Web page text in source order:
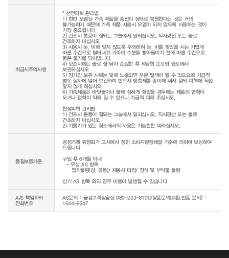
취급시주의사항
* 천연피혁 관리법
1) 한번 오염된 가죽 제품을 종전의 상태로 복원한다는 것은 거의
불가능하기 때문에 가죽 제품 사용시 오염이 되지 않도록 사용하는 것이
가장 중요합니다.
2) 건조시 통풍이 잘되는 그늘에서 말리십시오. 직사광선 또는 불로
건조하지 마십시오
3) 사용시 눈, 비에 맞지 않도록 주의하며 눈, 비를 맞았을 시는 가볍게
마른 수건으로 털어내고 가죽이 수분을 빨아들이기 전에 마른 수건으로
묻은 물기를 닦아냅니다.
4) 보존시에는 솔로 잘 닦아 손질한 후 적당한 온도와 습도에서
보관하십시오
5) 장기간 보관 시에는 빛에 노출되면 부분 탈색이 될 수 있으므로 가급적
별도 상자에 넣어 보관하며 반드시 방충제를 종이에 싸서 넣되 피혁에 직접
닿지 않게 하십시오.
6) 가죽제품은 바닷물이나 물에 심하게 젖었을 경우에는 제품의 변형이
오거나 접착이 약해 질 수 있으니 가급적 피해 주십시오.
합성피혁 관리법
1) 건조시 통풍이 잘되는 그늘에서 말리십시오. 직사광선 또는 불로
건조하지 마십시오
품질보증기준
공정거래 위원회가 고시에서 정한 소비자분쟁해결 기준에 의하여 보상하여
드립니다
구입 후 6개월 이내
  - 무상 AS 항목
상기 AS 항목 외의 경우 비용이 발생될 수 있습니다
A/S 책임자와
전화번호
AS문의 : 금강고객상담실 080-233-8100/상품문의(교환,반품 문의) :
1644-9247